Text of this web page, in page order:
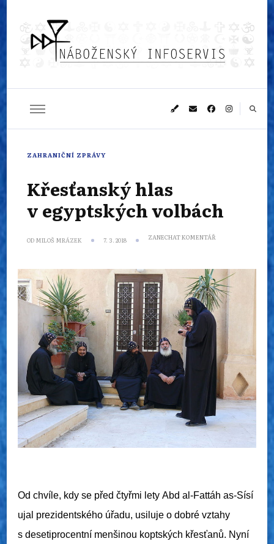
Náboženský
infoservis
ZAHRANIČNÍ ZPRÁVY
Křesťanský hlas
v egyptských volbách
OD MILOŠ MRÁZEK 7. 3. 2018 ZANECHAT KOMENTÁŘ
VOLBÁCH
Od chvíle, kdy se před čtyřmi lety Abd al-Fattáh as-Sísí
ujal prezidentského úřadu, usiluje o dobré vztahy
s desetiprocentní menšinou koptských křesťanů. Nyní